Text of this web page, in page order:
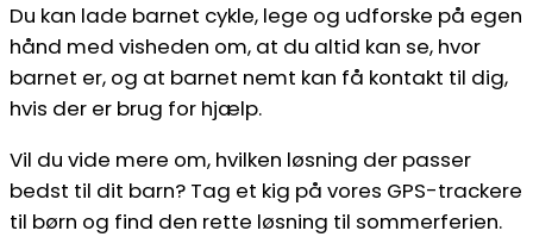
Du kan lade barnet cykle, lege og udforske på egen
hånd med visheden om, at du altid kan se, hvor
barnet er, og at barnet nemt kan få kontakt til dig,
hvis der er brug for hjælp.
Vil du vide mere om, hvilken løsning der passer
bedst til dit barn? Tag et kig på vores GPS-trackere
til børn og find den rette løsning til sommerferien.